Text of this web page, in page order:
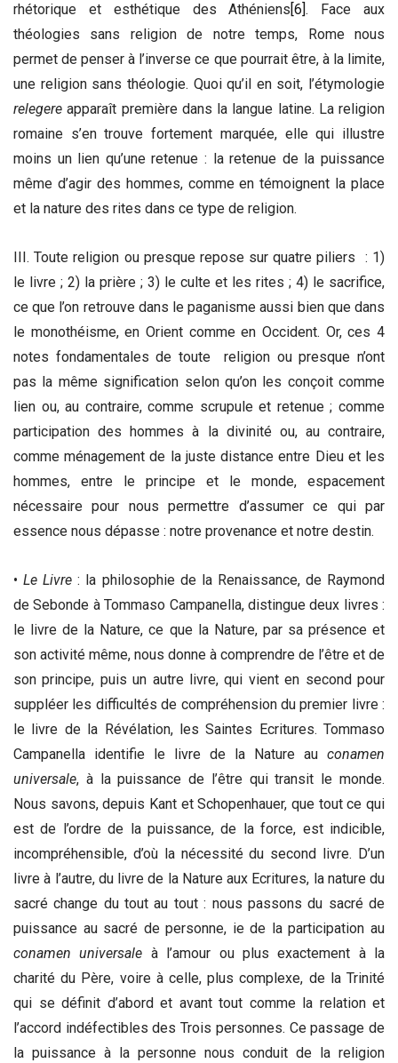
rhétorique et esthétique des Athéniens[6]. Face aux
théologies sans religion de notre temps, Rome nous
permet de penser à l’inverse ce que pourrait être, à la limite,
une religion sans théologie. Quoi qu’il en soit, l’étymologie
relegere apparaît première dans la langue latine. La religion
romaine s’en trouve fortement marquée, elle qui illustre
moins un lien qu’une retenue : la retenue de la puissance
même d’agir des hommes, comme en témoignent la place
et la nature des rites dans ce type de religion.
III. Toute religion ou presque repose sur quatre piliers : 1)
le livre ; 2) la prière ; 3) le culte et les rites ; 4) le sacrifice,
ce que l’on retrouve dans le paganisme aussi bien que dans
le monothéisme, en Orient comme en Occident. Or, ces 4
notes fondamentales de toute religion ou presque n’ont
pas la même signification selon qu’on les conçoit comme
lien ou, au contraire, comme scrupule et retenue ; comme
participation des hommes à la divinité ou, au contraire,
comme ménagement de la juste distance entre Dieu et les
hommes, entre le principe et le monde, espacement
nécessaire pour nous permettre d’assumer ce qui par
essence nous dépasse : notre provenance et notre destin.
•Le Livre: la philosophie de la Renaissance, de Raymond
de Sebonde à Tommaso Campanella, distingue deux livres :
le livre de la Nature, ce que la Nature, par sa présence et
son activité même, nous donne à comprendre de l’être et de
son principe, puis un autre livre, qui vient en second pour
suppléer les difficultés de compréhension du premier livre :
le livre de la Révélation, les Saintes Ecritures. Tommaso
Campanella identifie le livre de la Nature au conamen
universale, à la puissance de l’être qui transit le monde.
Nous savons, depuis Kant et Schopenhauer, que tout ce qui
est de l’ordre de la puissance, de la force, est indicible,
incompréhensible, d’où la nécessité du second livre. D’un
livre à l’autre, du livre de la Nature aux Ecritures, la nature du
sacré change du tout au tout : nous passons du sacré de
puissance au sacré de personne, ie de la participation au
conamen universale à l’amour ou plus exactement à la
charité du Père, voire à celle, plus complexe, de la Trinité
qui se définit d’abord et avant tout comme la relation et
l’accord indéfectibles des Trois personnes. Ce passage de
la puissance à la personne nous conduit de la religion